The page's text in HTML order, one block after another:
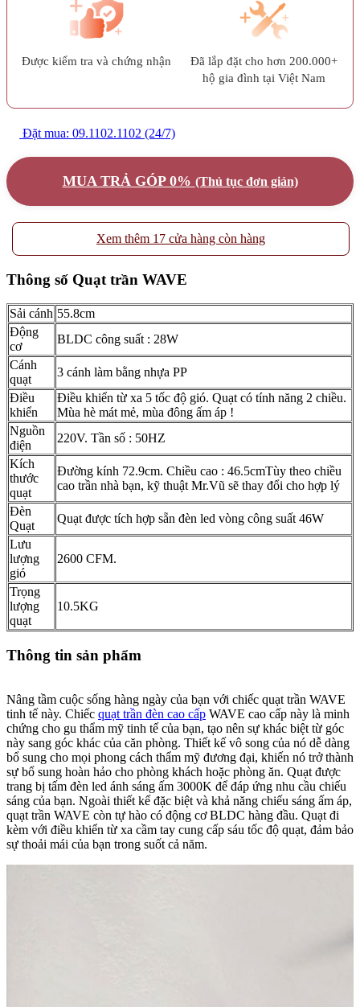
Được kiểm tra và chứng nhận
Đã lắp đặt cho hơn 200.000+
hộ gia đình tại Việt Nam
Đặt mua: 09.1102.1102 (24/7)
MUA TRẢ GÓP 0% (Thủ tục đơn giản)
Xem thêm 17 cửa hàng còn hàng
Thông số Quạt trần WAVE
Sải cánh 55.8cm
Động
cơ
BLDC công suất : 28W
Cánh
quạt
3 cánh làm bằng nhựa PP
Điều
khiển
Điều khiển từ xa 5 tốc độ gió. Quạt có tính năng 2 chiều.
Mùa hè mát mẻ, mùa đông ấm áp !
Nguồn
điện
220V. Tần số : 50HZ
Kích
thước
quạt
Đường kính 72.9cm. Chiều cao : 46.5cmTùy theo chiều
cao trần nhà bạn, kỹ thuật Mr.Vũ sẽ thay đổi cho hợp lý
Đèn
Quạt
Quạt được tích hợp sẵn đèn led vòng công suất 46W
Lưu
lượng
gió
2600 CFM.
Trọng
lượng
quạt
10.5KG
Thông tin sản phẩm
Nâng tầm cuộc sống hàng ngày của bạn với chiếc quạt trần WAVE
tinh tế này. Chiếc quạt trần đèn cao cấp WAVE cao cấp này là minh
chứng cho gu thẩm mỹ tinh tế của bạn, tạo nên sự khác biệt từ góc
này sang góc khác của căn phòng. Thiết kế vô song của nó dễ dàng
bổ sung cho mọi phong cách thẩm mỹ đương đại, khiến nó trở thành
sự bổ sung hoàn hảo cho phòng khách hoặc phòng ăn. Quạt được
trang bị tấm đèn led ánh sáng ấm 3000K để đáp ứng nhu cầu chiếu
sáng của bạn. Ngoài thiết kế đặc biệt và khả năng chiếu sáng ấm áp,
quạt trần WAVE còn tự hào có động cơ BLDC hàng đầu. Quạt đi
kèm với điều khiển từ xa cầm tay cung cấp sáu tốc độ quạt, đảm bảo
sự thoải mái của bạn trong suốt cả năm.